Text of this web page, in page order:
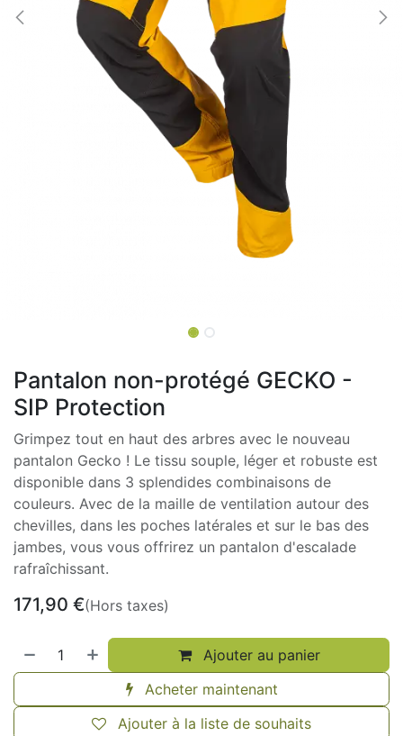
Pantalon non-protégé GECKO -
SIP Protection
Grimpez tout en haut des arbres avec le nouveau
pantalon Gecko ! Le tissu souple, léger et robuste est
disponible dans 3 splendides combinaisons de
couleurs. Avec de la maille de ventilation autour des
chevilles, dans les poches latérales et sur le bas des
jambes, vous vous offrirez un pantalon d'escalade
rafraîchissant.
171,90 €(Hors taxes)
Ajouter au panier
Acheter maintenant
Ajouter à la liste de souhaits